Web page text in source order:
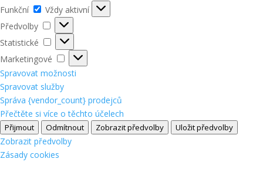
Funkční
Funkční
Vždy aktivní
Předvolby
Předvolby
Statistické
Statistické
Marketingové
Marketingové
Spravovat možnosti
Spravovat služby
Správa {vendor_count} prodejců
Přečtěte si více o těchto účelech
Přijmout Odmítnout Zobrazit předvolby Uložit předvolby
Zobrazit předvolby
Zásady cookies